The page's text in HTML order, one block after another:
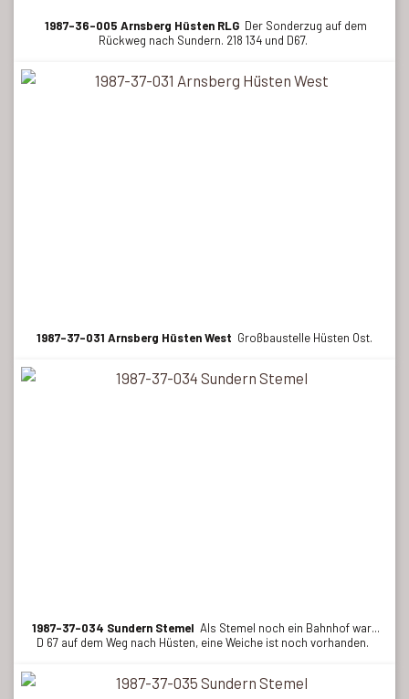
1987-36-005 Arnsberg Hüsten RLG Der Sonderzug auf dem
Rückweg nach Sundern. 218 134 und D67.
1987-37-031 Arnsberg Hüsten West Großbaustelle Hüsten Ost.
1987-37-034 Sundern Stemel Als Stemel noch ein Bahnhof war...
D 67 auf dem Weg nach Hüsten, eine Weiche ist noch vorhanden.